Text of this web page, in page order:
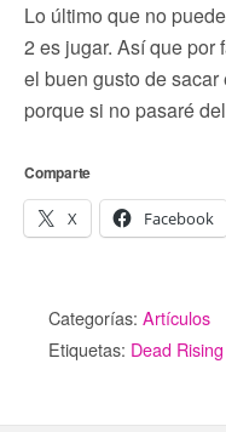
Lo último que no
2 es jugar. Así que por
el buen gusto de sacar
porque si no pasaré
Comparte
X Facebook
Categorías: Artículos
Etiquetas: Dead Rising